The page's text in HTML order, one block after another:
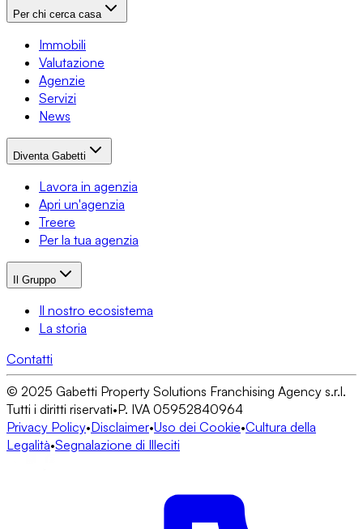
Per chi cerca casa
Immobili
Valutazione
Agenzie
Servizi
News
Diventa Gabetti
Lavora in agenzia
Apri un'agenzia
Treere
Per la tua agenzia
Il Gruppo
Il nostro ecosistema
La storia
Contatti
© 2025 Gabetti Property Solutions Franchising Agency s.r.l.
Tutti i diritti riservati•P. IVA 05952840964
Privacy Policy•Disclaimer•Uso dei Cookie•Cultura della
Legalità•Segnalazione di Illeciti